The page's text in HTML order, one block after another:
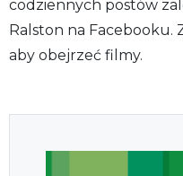
codziennych postów
Ralston na Facebooku.
aby obejrzeć filmy.